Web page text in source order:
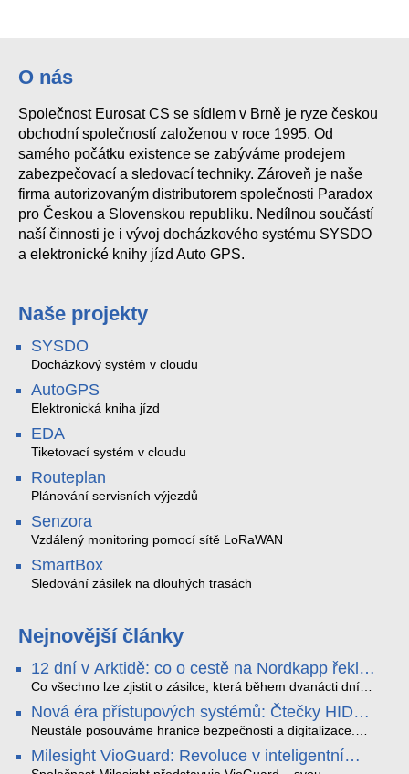
O nás
Společnost Eurosat CS se sídlem v Brně je ryze českou
obchodní společností založenou v roce 1995. Od
samého počátku existence se zabýváme prodejem
zabezpečovací a sledovací techniky. Zároveň je naše
firma autorizovaným distributorem společnosti Paradox
pro Českou a Slovenskou republiku. Nedílnou součástí
naší činnosti je i vývoj docházkového systému SYSDO
a elektronické knihy jízd Auto GPS.
Naše projekty
SYSDO
Docházkový systém v cloudu
AutoGPS
Elektronická kniha jízd
EDA
Tiketovací systém v cloudu
Routeplan
Plánování servisních výjezdů
Senzora
Vzdálený monitoring pomocí sítě LoRaWAN
SmartBox
Sledování zásilek na dlouhých trasách
Nejnovější články
12 dní v Arktidě: co o cestě na Nordkapp řekla
data ze SMARTBOX 2 MAX
Co všechno lze zjistit o zásilce, která během dvanácti dní
projede Arktidou? SMARTBOX 2 MAX jsme vzali na trasu z
Tromsø přes Lofoty, Kirunu a finské Laponsko až na
Nordkapp. Bez jediného dobití, v mrazu až −13 °C a mimo
otřesy i náklon. Výsledkem není jen čára na mapě, ale
Nová éra přístupových systémů: Čtečky HID
Signo
Neustále posouváme hranice bezpečnosti a digitalizace.
v oblasti kontroly přístupu – moderní a vysoce univerzální
Milesight VioGuard: Revoluce v inteligentní